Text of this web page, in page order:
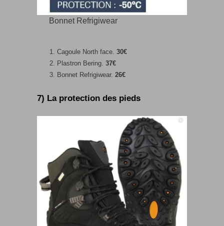
Bonnet Refrigiwear
Cagoule North face. 30€
Plastron Bering. 37€
Bonnet Refrigiwear. 26€
7) La protection des pieds